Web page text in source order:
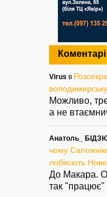
Коментарі
Virus в
Можливо,
а не
Анатоль_
чому
лобіюють
До Макара.
так "працює"